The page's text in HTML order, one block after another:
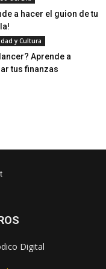
a hacer el guion de tu
y Cultura
Aprende a
tus finanzas
Digital